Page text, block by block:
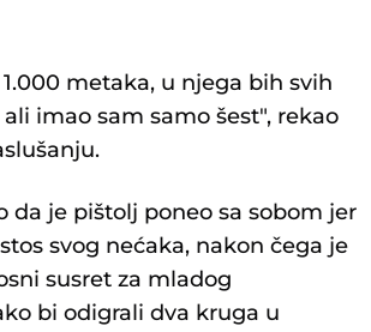
metaka, u njega bih svih
imao sam samo šest", rekao
da je pištolj poneo sa sobom jer
svog nećaka, nakon čega je
susret za mladog
bi odigrali dva kruga u